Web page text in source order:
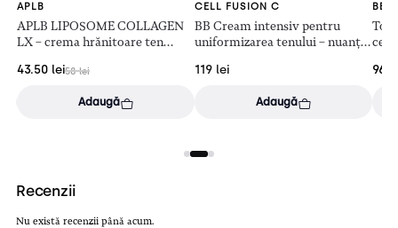
APLB
APLB LIPOSOME COLLAGEN
LX – crema hrănitoare ten
(55ml)
58lei
43.50 lei
Adaugă
CELL FUSION C
BB Cream intensiv pentru
uniformizarea tenului – nuanța
119 lei
Adaugă
Recenzii
Nu există recenzii până acum.